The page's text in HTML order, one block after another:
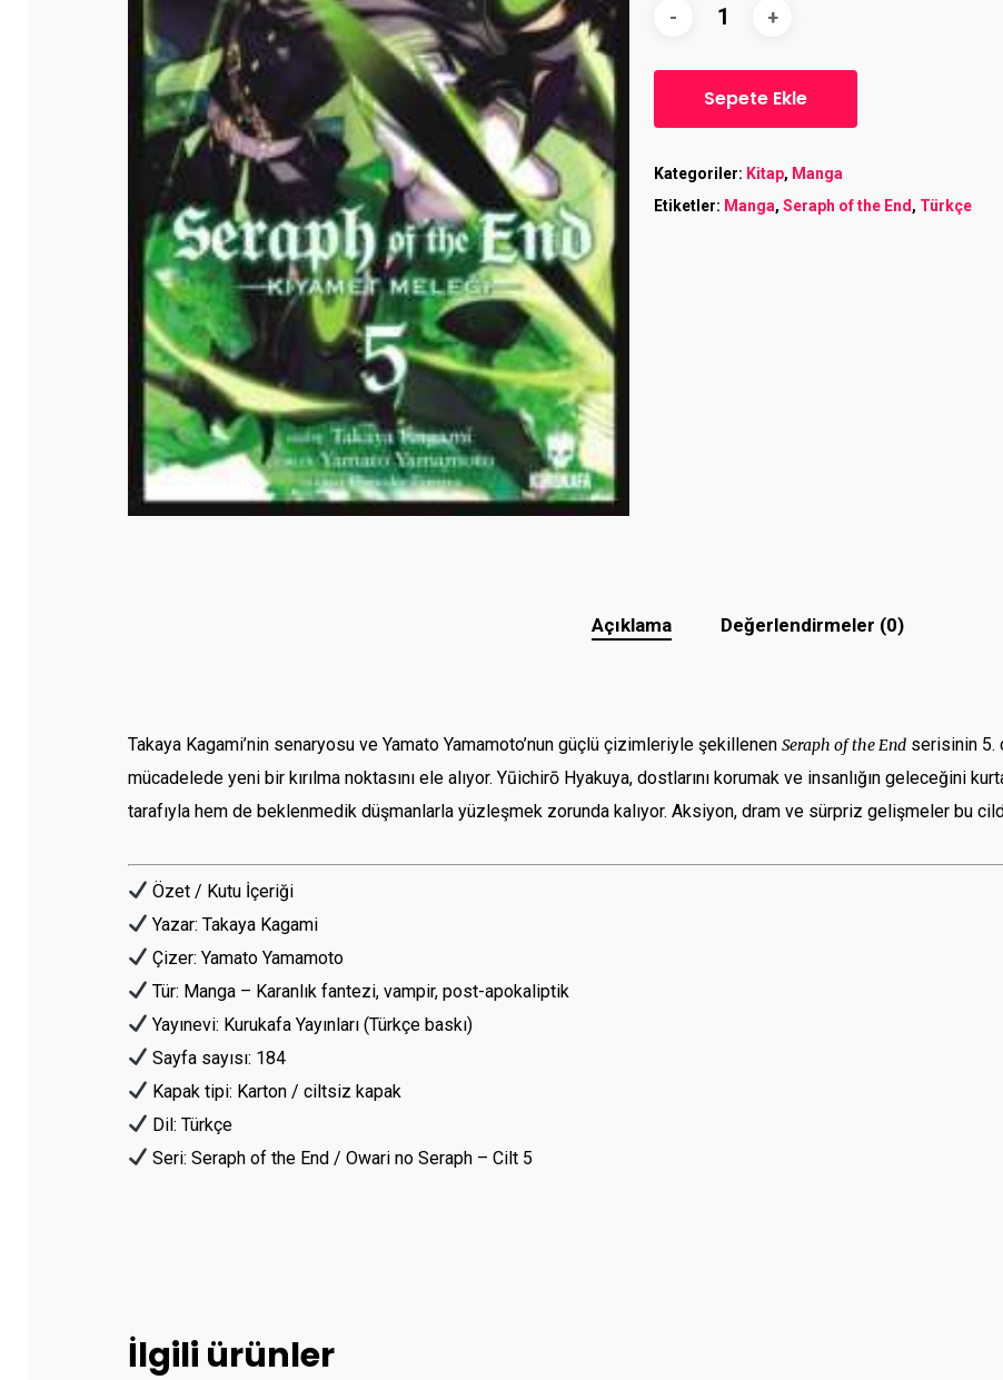
Sepete Ekle
Kategoriler: Kitap, Manga
Etiketler: Manga,Seraph of the End , Türkçe
Açıklama Değerlendirmeler (0)
Takaya Kagami’nin senaryosu ve Yamato Yamamoto’nun güçlü çizimleriyle şekillenen Seraph of the End serisinin 5.
mücadelede yeni bir kırılma noktasını ele alıyor. Yūichirō Hyakuya, dostlarını korumak ve insanlığın geleceğini
tarafıyla hem de beklenmedik düşmanlarla yüzleşmek zorunda kalıyor. Aksiyon, dram ve sürpriz gelişmeler bu
Özet / Kutu İçeriği
Yazar: Takaya Kagami
Çizer: Yamato Yamamoto
Tür: Manga – Karanlık fantezi, vampir, post-apokaliptik
Yayınevi: Kurukafa Yayınları (Türkçe baskı)
Sayfa sayısı: 184
Kapak tipi: Karton / ciltsiz kapak
Dil: Türkçe
Seri: Seraph of the End / Owari no Seraph – Cilt 5
İlgili ürünler